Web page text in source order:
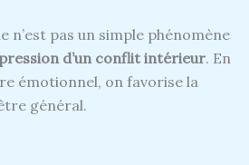
n’est pas un simple phénomène
d’un conflit intérieur. En
émotionnel, on favorise la
général.